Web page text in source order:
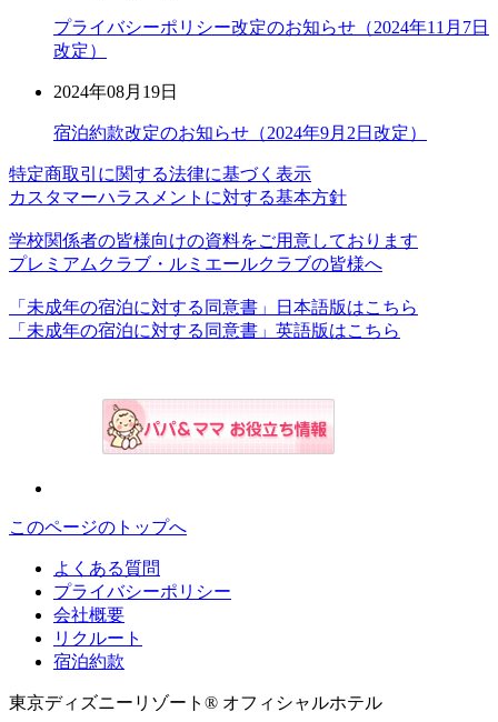
プライバシーポリシー改定のお知らせ（2024年11月7日
改定）
2024年08月19日
宿泊約款改定のお知らせ（2024年9月2日改定）
特定商取引に関する法律に基づく表示
カスタマーハラスメントに対する基本方針
学校関係者の皆様向けの資料をご用意しております
プレミアムクラブ・ルミエールクラブの皆様へ
「未成年の宿泊に対する同意書」日本語版はこちら
「未成年の宿泊に対する同意書」英語版はこちら
このページのトップへ
よくある質問
プライバシーポリシー
会社概要
リクルート
宿泊約款
東京ディズニーリゾート® オフィシャルホテル